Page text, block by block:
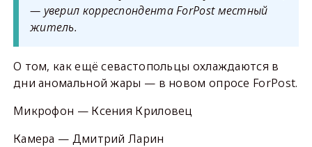
— уверил корреспондента ForPost местный
житель.
О том, как ещё севастопольцы охлаждаются в
дни аномальной жары — в новом опросе ForPost.
Микрофон — Ксения Криловец
Камера — Дмитрий Ларин